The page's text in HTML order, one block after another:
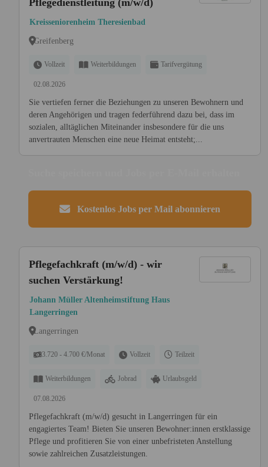
Pflegedienstleitung (m/w/d)
Kreisseniorenheim Theresienbad
Greifenberg
Vollzeit Weiterbildungen Tarifvergütung
02.08.2026
Sie vertiefen ferner die Beziehungen zu unseren Bewohnern und
deren Angehörigen und tragen federführend dazu bei, dass im
sozialen, alltäglichen Miteinander insbesondere für die uns
anvertrauten Menschen eine neue Heimat entsteht;...
Kostenlos Jobs per Mail abonnieren
Pflegefachkraft (m/w/d) - wir
suchen Verstärkung!
Johann Müller Altenheimstiftung Haus
Langerringen
Langerringen
3.720 - 4.700 €/Monat Vollzeit Teilzeit
Weiterbildungen Jobrad Urlaubsgeld
07.08.2026
Pflegefachkraft (m/w/d) gesucht in Langerringen für ein
engagiertes Team! Bieten Sie unseren Bewohner:innen erstklassige
Pflege und profitieren Sie von einer unbefristeten Anstellung
sowie zahlreichen Zusatzleistungen.